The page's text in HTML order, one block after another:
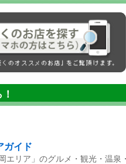
ガイド
エリア」のグルメ・観光・温泉